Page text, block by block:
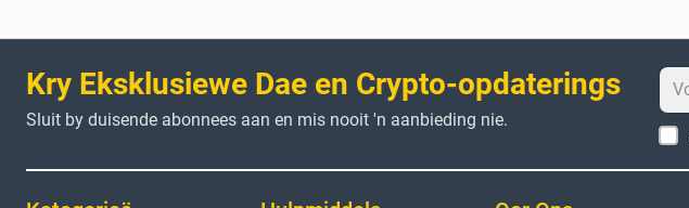
Kry Eksklusiewe Dae en Crypto-opdaterings
Sluit by duisende abonnees aan en mis nooit 'n aanbieding nie.